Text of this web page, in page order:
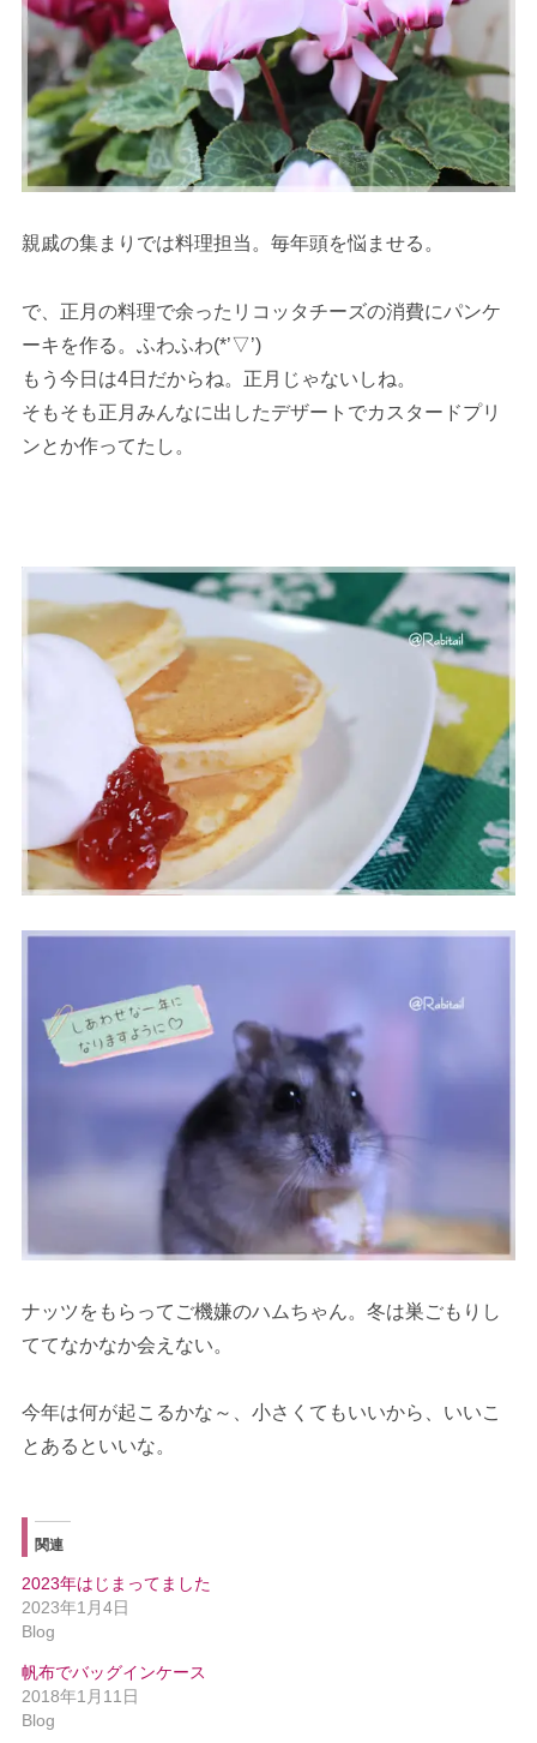
親戚の集まりでは料理担当。毎年頭を悩ませる。
で、正月の料理で余ったリコッタチーズの消費にパンケ
ーキを作る。ふわふわ(*’▽’)
もう今日は4日だからね。正月じゃないしね。
そもそも正月みんなに出したデザートでカスタードプリ
ンとか作ってたし。
ナッツをもらってご機嫌のハムちゃん。冬は巣ごもりし
ててなかなか会えない。
今年は何が起こるかな～、小さくてもいいから、いいこ
とあるといいな。
関連
2023年はじまってました
2023年1月4日
Blog
帆布でバッグインケース
2018年1月11日
Blog